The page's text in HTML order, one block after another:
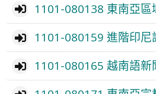
1101-080138 東南亞區
1101-080159 進階印尼
1101-080165 越南語新